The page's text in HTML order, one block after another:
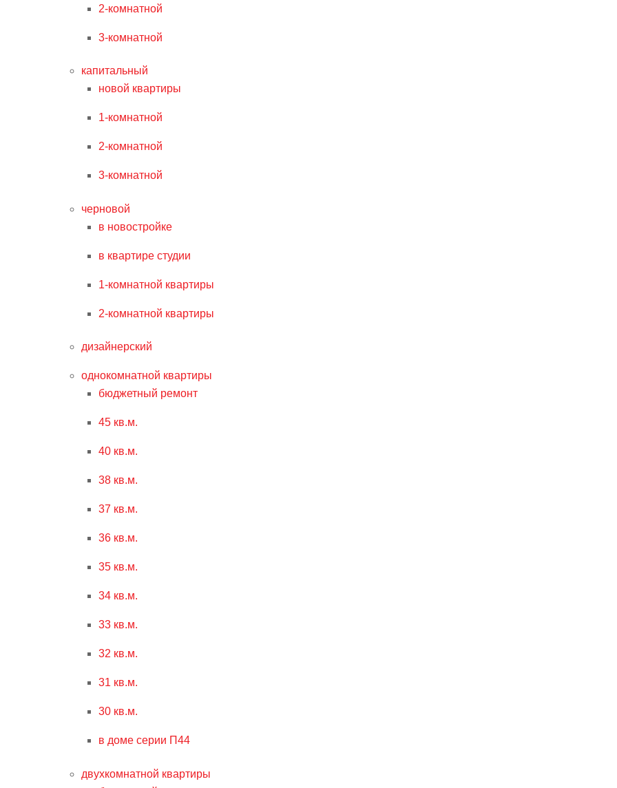
2-комнатной
3-комнатной
капитальный
новой квартиры
1-комнатной
2-комнатной
3-комнатной
черновой
в новостройке
в квартире студии
1-комнатной квартиры
2-комнатной квартиры
дизайнерский
однокомнатной квартиры
бюджетный ремонт
45 кв.м.
40 кв.м.
38 кв.м.
37 кв.м.
36 кв.м.
35 кв.м.
34 кв.м.
33 кв.м.
32 кв.м.
31 кв.м.
30 кв.м.
в доме серии П44
двухкомнатной квартиры